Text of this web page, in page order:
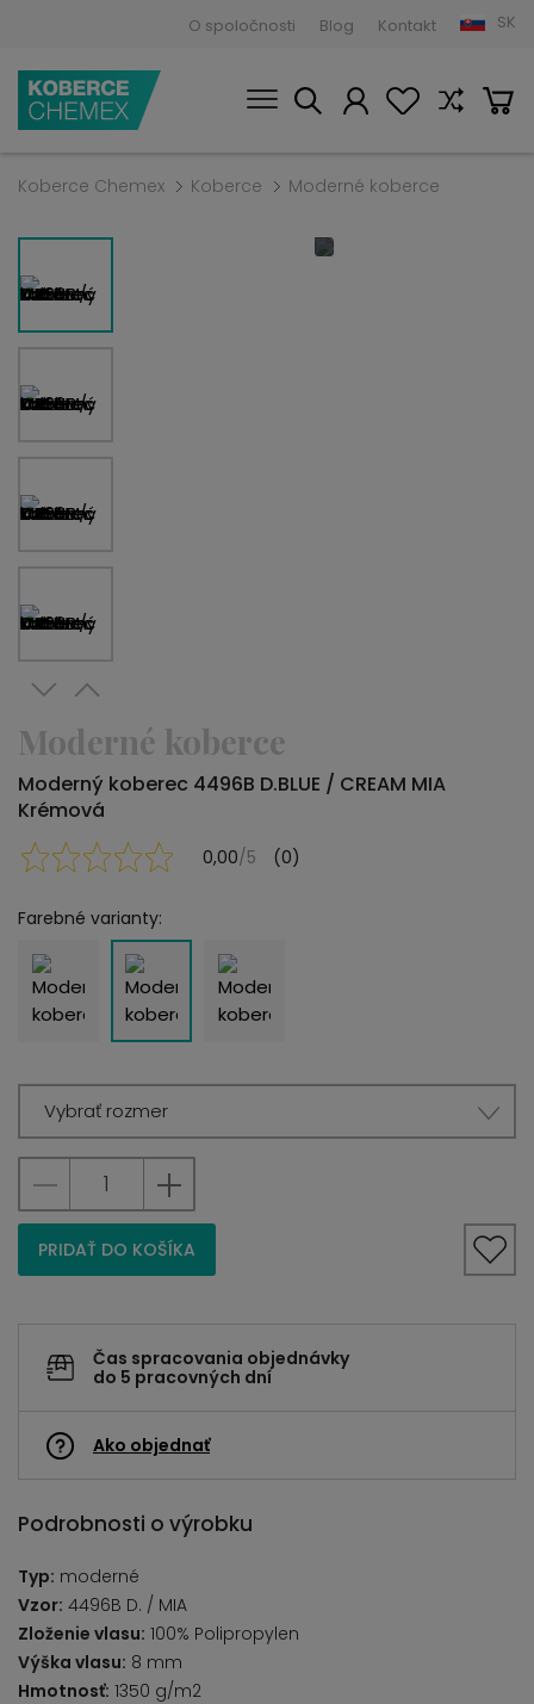
O spoločnosti Blog Kontakt SK
Koberce Chemex Koberce Moderné koberce
Moderné koberce
Moderný koberec 4496B D.BLUE / CREAM MIA
Krémová
0,00/5 (0)
Farebné varianty:
Vybrať rozmer
PRIDAŤ DO KOŠÍKA
Čas spracovania objednávky
do 5 pracovných dní
Ako objednať
Podrobnosti o výrobku
Typ: moderné
Vzor: 4496B D. / MIA
Zloženie vlasu: 100% Polipropylen
Výška vlasu: 8 mm
Hmotnosť: 1350 g/m2